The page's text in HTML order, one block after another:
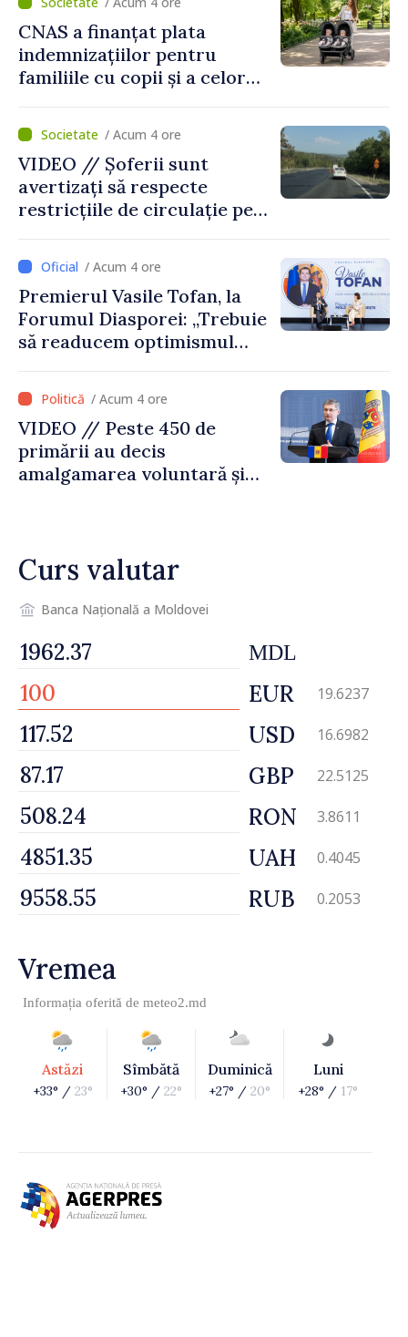
CNAS a finanțat plata
indemnizațiilor pentru
familiile cu copii și a celor
temporară de muncă
/ Acum 4 ore
VIDEO // Șoferii sunt
avertizați să respecte
restricțiile de circulație pe
desfășoară lucrări de
reparație/ Acum 4 ore
Premierul Vasile Tofan, la
Forumul Diasporei: „Trebuie
să readucem optimismul
Republica Moldova merge în
direcția corectă”
/ Acum 4 ore
VIDEO // Peste 450 de
primării au decis
amalgamarea voluntară și
depășim blocajele și să dăm o
șansă localităților să se
dezvolte”
Curs valutar
Banca Națională a Moldovei
MDL
EUR 19.6237
USD 16.6982
GBP 22.5125
RON 3.8611
UAH 0.4045
RUB 0.2053
Vremea
Informația oferită de meteo2.md
Astăzi
+33° / 23°
Sîmbătă
+30° / 22°
Duminică
+27° / 20°
Luni
+28° / 17°